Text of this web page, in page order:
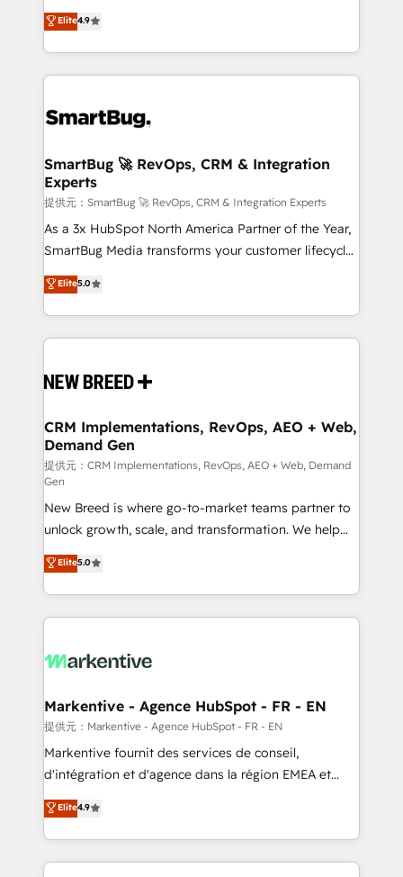
run your revenue process. Sales, marketing, and
service wired together. ➤ AI and Integrations: Layer
tune-ups, feature rollouts, adoption coaching. Buying
HubSpot, switching to it, or reviving a stale portal?
We are built for the work.
ティブ・エージェンシーとして、HubSpot Eliteの実装
力で顧客フロント業務を再設計します。 💡 100inc は何
をする会社か？ HubSpotを共通基盤に、AIエージェン
トを組み込んだ顧客フロント業務（マーケティング・営
ィブ・エージェンシーです。事業部・グループ会社・部
を、CRMを軸とした全社共通基盤に再構築します。意
思決定者・PMO・現場担当者に並走します。 1️⃣
HubSpot導入・活用支援 顧客データの一元化から、
GTMの見える化・自動化まで。全Hub統合運用、デー
タ品質設計、グループ横断のCRM統合に対応します。
の一部をAIが自律実行する組織への移行を設計・実装。
Breeze・Claude等をHubSpotと連携させ、役割定義・
革を、構想から実装・定着までPMOとして主導。「設
の統合・浸透・変革管理を実行します。 ▸ CMS戦略設
計・構築：リード獲得・CVR・SEOを前提にした情報設
計・導線設計・テンプレート設計をContent Hubで一体
提供。 ▸ 既存CRM・MAからの移行支援：Salesforce・
Marketo・Pardot等からの移行、カスタム設計、履歴
データ移行と活用設計まで。 ▸ AEO対応：ChatGPT・
ンツとサイト構造を最適化。 🏆 なぜ100incを選ぶの
か？ ✓ HubSpot Eliteパートナー認定 ✓ HubSpotアワ
ード受賞・HUGリーダー ✓ ISO27001:2022 /
HubSpot大百科 出版 CRM・AI活用に関するご相談、現
せください。
Elite4.9
SmartBug 🚀 RevOps, CRM & Integration
Experts
提供元：SmartBug 🚀 RevOps, CRM & Integration Experts
As a 3x HubSpot North America Partner of the Year,
SmartBug Media transforms your customer lifecycle
into a revenue engine. Our unified ecosystem
includes specialized divisions Globalia (AI &
Software) and Point Success Media (Paid Media),
making this the official home for all three brands. 🔄
and system integrations powered by Globalia’s
trainers to drive platform adoption. 📈 Revenue
Generation - Full-funnel marketing and high-
performance advertising via Point Success Media. -
Expert deployment of Breeze AI and custom agents
to automate growth. 🏆 Elite Excellence - 8 platform
accreditations and deep HIPAA-compliance
expertise. - A team of 250+ experts dedicated to
your resilient growth.
Elite5.0
CRM Implementations, RevOps, AEO + Web,
Demand Gen
提供元：CRM Implementations, RevOps, AEO + Web, Demand
Gen
New Breed is where go-to-market teams partner to
unlock growth, scale, and transformation. We help
companies activate HubSpot’s AI-powered
customer platform and operationalize HubSpot’s
Loop Marketing framework through expert-led
services, smart agents, and purpose-built apps,
results, fast. ⚙️CRM & RevOps: Align all Hubs to your
🎯Demand Gen & ABM: Drive pipeline with inbound,
ABM, AEO, SEO, & paid media. 👩‍💻Web Design:
Build high-performing websites with UX, messaging,
& conversion strategy that drive results. 🤖AI
AI, & maximize AEO with tailored AI services. 🧩
Integrations: Extend HubSpot with custom
Elite5.0
Markentive - Agence HubSpot - FR - EN
提供元：Markentive - Agence HubSpot - FR - EN
Markentive fournit des services de conseil,
d'intégration et d'agence dans la région EMEA et
North America. Avec plus de 115 experts en
marketing automation, Growth, Revops, CRM et
webdesign. Markentive is both a consulting firm, a
digital agency and an integrator. With over 115
Elite4.9